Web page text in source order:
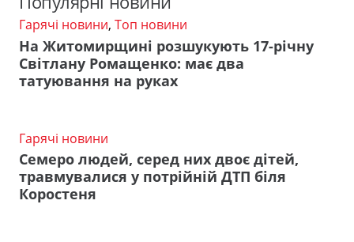
Гарячі новини, Топ новини
На Житомирщині розшукують 17-річну
Світлану Ромащенко: має два
татуювання на руках
Гарячі новини
Семеро людей, серед них двоє дітей,
травмувалися у потрійній ДТП біля
Коростеня